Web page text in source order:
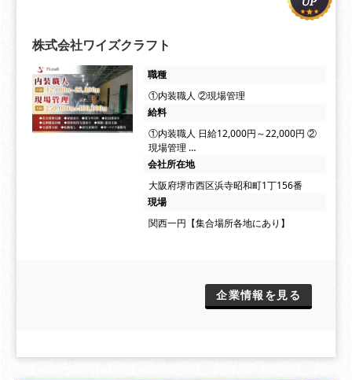
株式会社ワイズクラフト
職種
①内装職人 ②現場管理
給料
①内装職人 日給12,000円～22,000円 ②
現場管理 …
会社所在地
大阪府堺市西区浜寺昭和町1丁156番
現場
関西一円【集合場所各地にあり】
企業情報を見る